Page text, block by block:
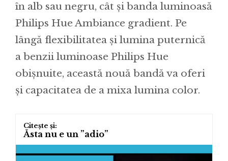
în alb sau negru, cât și banda luminoasă
Philips Hue Ambiance gradient. Pe
lângă flexibilitatea și lumina puternică
a benzii luminoase Philips Hue
obișnuite, această nouă bandă va oferi
și capacitatea de a mixa lumina color.
Ăsta nu e un ”adio”